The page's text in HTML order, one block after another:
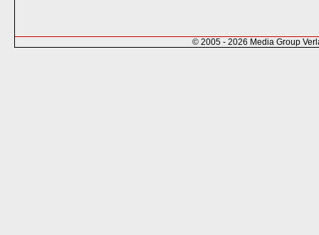
© 2005 - 2026 Media Group